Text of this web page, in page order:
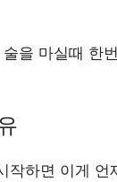
을 마실때 한
작하면 이게 언